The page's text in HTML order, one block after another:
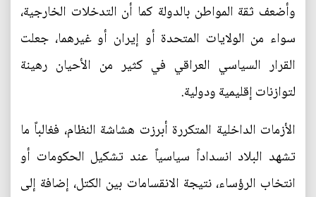
وأضعف ثقة المواطن بالدولة كما أن التدخلات الخارجية،
سواء من الولايات المتحدة أو إيران أو غيرهما، جعلت
القرار السياسي العراقي في كثير من الأحيان رهينة
لتوازنات إقليمية ودولية.
الأزمات الداخلية المتكررة أبرزت هشاشة النظام، فغالباً ما
تشهد البلاد انسداداً سياسياً عند تشكيل الحكومات أو
انتخاب الرؤساء، نتيجة الانقسامات بين الكتل، إضافة إلى